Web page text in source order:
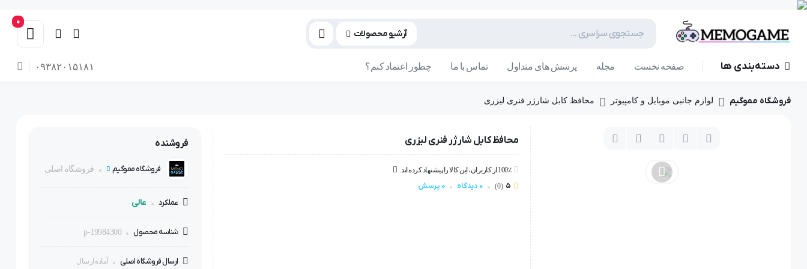
آرشیو محصولات
0
دسته‌بندی ها صفحه نخست مجله پرسش های متداول تماس با ما چطور اعتماد کنم؟ ۰۹۳۸۲۰۱۵۱۸۱
فروشگاه مموگیم لوازم جانبی موبایل و کامپیوتر محافظ کابل شارژر فنری لیزری
محافظ کابل شارژر فنری لیزری
100٪ از کاربران، این کالا را پیشنهاد کرده اند.
5
(0) 0 دیدگاه 0 پرسش
فروشنده
فروشگاه مموگیم فروشگاه اصلی
عملکرد عالی
شناسه محصول p-19984300
ارسال فروشگاه اصلی آماده ارسال